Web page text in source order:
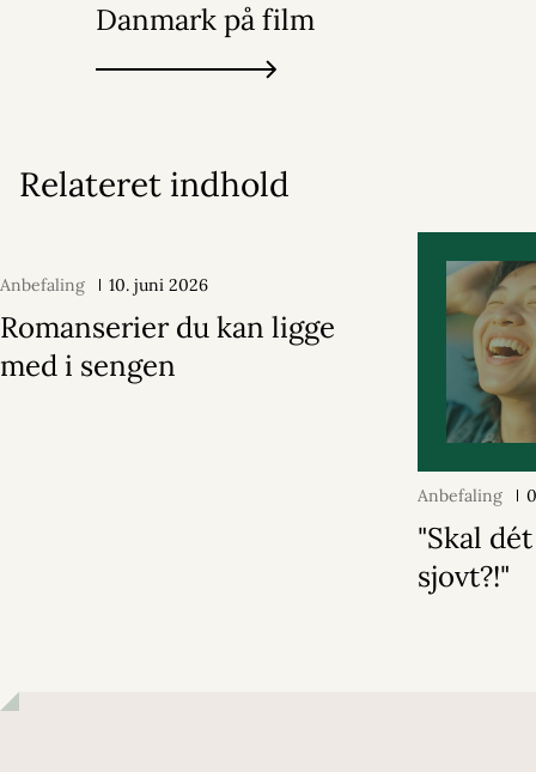
Danmark på film
Relateret indhold
Anbefaling 10. juni 2026
Romanserier du kan ligge
med i sengen
Anbefaling
"Skal
sjovt?!"